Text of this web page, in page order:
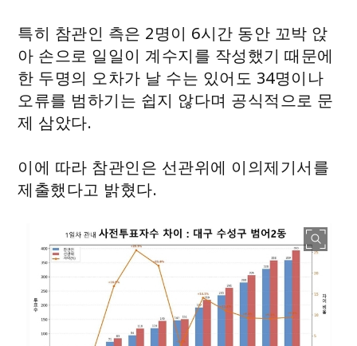
특히 참관인 측은 2명이 6시간 동안 꼬박 앉
아 손으로 일일이 계수지를 작성했기 때문에
한 두명의 오차가 날 수는 있어도 34명이나
오류를 범하기는 쉽지 않다며 공식적으로 문
제 삼았다.
이에 따라 참관인은 선관위에 이의제기서를
제출했다고 밝혔다.